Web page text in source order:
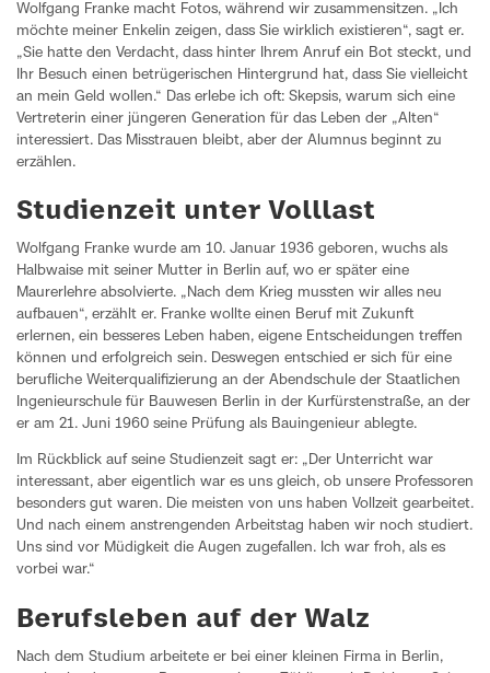
Wolfgang Franke macht Fotos, während wir zusammensitzen. „Ich
möchte meiner Enkelin zeigen, dass Sie wirklich existieren“, sagt er.
„Sie hatte den Verdacht, dass hinter Ihrem Anruf ein Bot steckt, und
Ihr Besuch einen betrügerischen Hintergrund hat, dass Sie vielleicht
an mein Geld wollen.“ Das erlebe ich oft: Skepsis, warum sich eine
Vertreterin einer jüngeren Generation für das Leben der „Alten“
interessiert. Das Misstrauen bleibt, aber der Alumnus beginnt zu
erzählen.
Studienzeit unter Volllast
Wolfgang Franke wurde am 10. Januar 1936 geboren, wuchs als
Halbwaise mit seiner Mutter in Berlin auf, wo er später eine
Maurerlehre absolvierte. „Nach dem Krieg mussten wir alles neu
aufbauen“, erzählt er. Franke wollte einen Beruf mit Zukunft
erlernen, ein besseres Leben haben, eigene Entscheidungen treffen
können und erfolgreich sein. Deswegen entschied er sich für eine
berufliche Weiterqualifizierung an der Abendschule der Staatlichen
Ingenieurschule für Bauwesen Berlin in der Kurfürstenstraße, an der
er am 21. Juni 1960 seine Prüfung als Bauingenieur ablegte.
Im Rückblick auf seine Studienzeit sagt er: „Der Unterricht war
interessant, aber eigentlich war es uns gleich, ob unsere Professoren
besonders gut waren. Die meisten von uns haben Vollzeit gearbeitet.
Und nach einem anstrengenden Arbeitstag haben wir noch studiert.
Uns sind vor Müdigkeit die Augen zugefallen. Ich war froh, als es
vorbei war.“
Berufsleben auf der Walz
Nach dem Studium arbeitete er bei einer kleinen Firma in Berlin,